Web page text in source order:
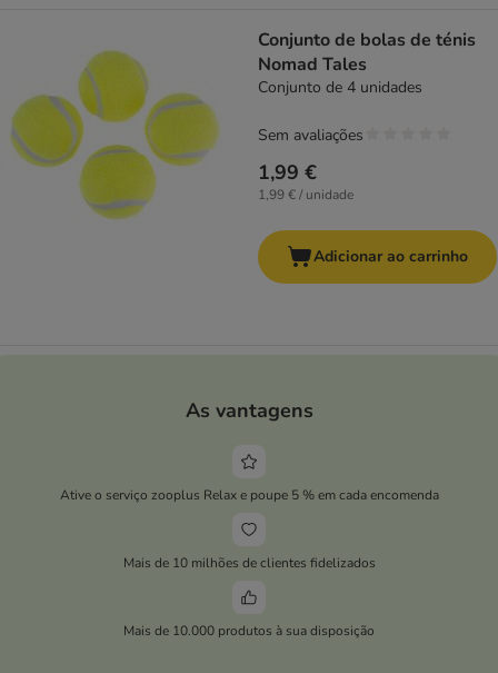
Conjunto de bolas de ténis
Nomad Tales
Conjunto de 4 unidades
1,99 €
1,99 € / unidade
Sem avaliações
Adicionar ao carrinho
As vantagens
Ative o serviço zooplus Relax e poupe 5 % em cada encomenda
Mais de 10 milhões de clientes fidelizados
Mais de 10.000 produtos à sua disposição